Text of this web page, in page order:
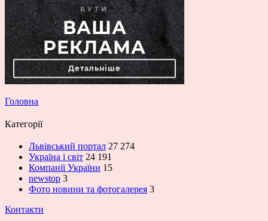
Головна
Категорії
Львівський портал 27 274
Україна і світ 24 191
Компанії України 15
newstop 3
Фото новини та фотогалерея 3
Контакти